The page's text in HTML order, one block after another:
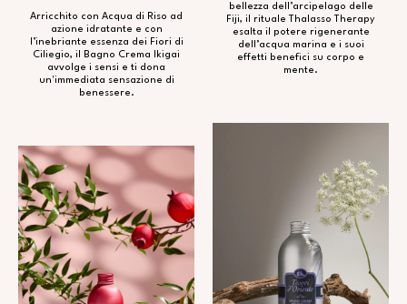
Arricchito con Acqua di Riso ad
azione idratante e con
l’inebriante essenza dei Fiori di
Ciliegio, il Bagno Crema Ikigai
avvolge i sensi e ti dona
un'immediata sensazione di
benessere.
bellezza dell’arcipelago delle
Fiji, il rituale Thalasso Therapy
esalta il potere rigenerante
dell’acqua marina e i suoi
effetti benefici su corpo e
mente.